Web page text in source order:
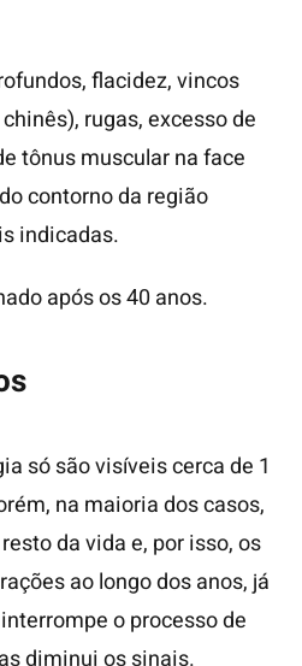
flacidez, vincos
rugas, excesso de
tônus muscular na face
contorno da região
indicadas.
após os 40 anos.
só são visíveis cerca de 1
na maioria dos casos,
da vida e, por isso, os
ao longo dos anos, já
o processo de
diminui os sinais.